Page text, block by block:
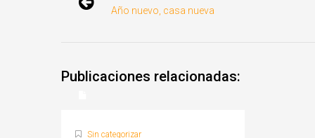
Año nuevo, casa nueva
Publicaciones relacionadas:
Sin categorizar